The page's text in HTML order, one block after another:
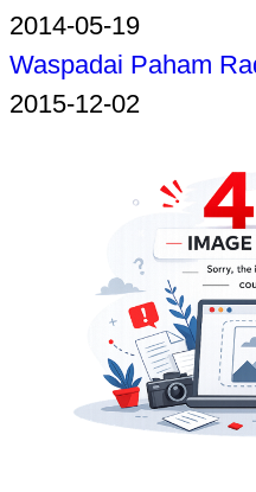
2014-05-19
Waspadai Paham
2015-12-02